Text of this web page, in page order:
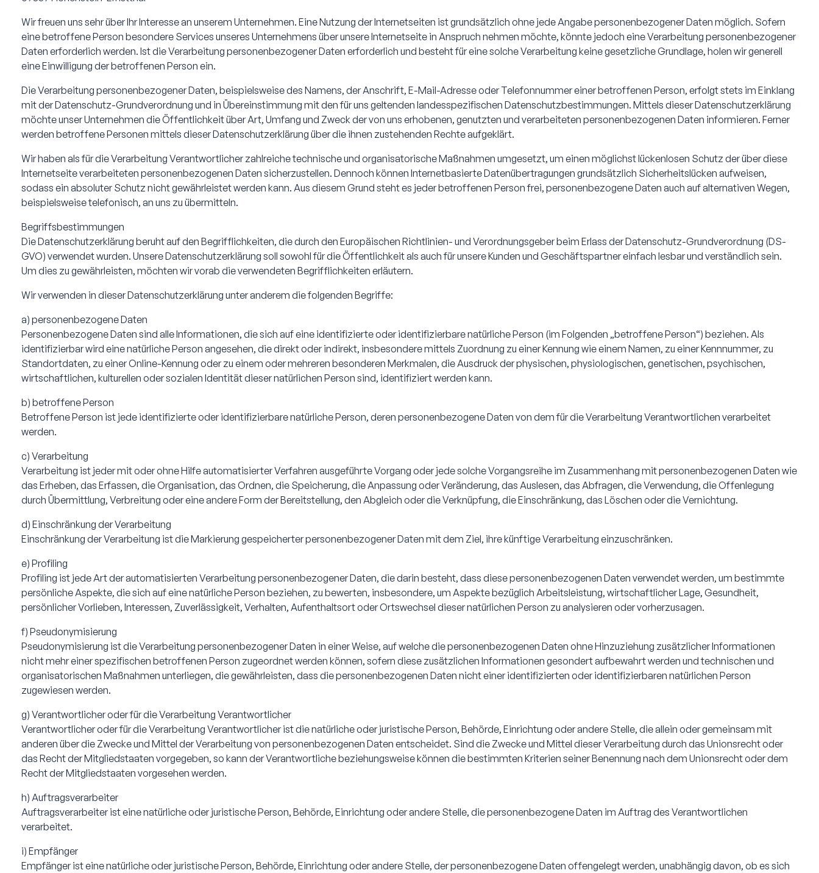
Wir freuen uns sehr über Ihr Interesse an unserem Unternehmen. Eine Nutzung der Internetseiten ist grundsätzlich ohne jede Angabe personenbezogener Daten möglich. Sofern
eine betroffene Person besondere Services unseres Unternehmens über unsere Internetseite in Anspruch nehmen möchte, könnte jedoch eine Verarbeitung personenbezogener
Daten erforderlich werden. Ist die Verarbeitung personenbezogener Daten erforderlich und besteht für eine solche Verarbeitung keine gesetzliche Grundlage, holen wir generell
eine Einwilligung der betroffenen Person ein.
Die Verarbeitung personenbezogener Daten, beispielsweise des Namens, der Anschrift, E-Mail-Adresse oder Telefonnummer einer betroffenen Person, erfolgt stets im Einklang
mit der Datenschutz-Grundverordnung und in Übereinstimmung mit den für uns geltenden landesspezifischen Datenschutzbestimmungen. Mittels dieser Datenschutzerklärung
möchte unser Unternehmen die Öffentlichkeit über Art, Umfang und Zweck der von uns erhobenen, genutzten und verarbeiteten personenbezogenen Daten informieren. Ferner
werden betroffene Personen mittels dieser Datenschutzerklärung über die ihnen zustehenden Rechte aufgeklärt.
Wir haben als für die Verarbeitung Verantwortlicher zahlreiche technische und organisatorische Maßnahmen umgesetzt, um einen möglichst lückenlosen Schutz der über diese
Internetseite verarbeiteten personenbezogenen Daten sicherzustellen. Dennoch können Internetbasierte Datenübertragungen grundsätzlich Sicherheitslücken aufweisen,
sodass ein absoluter Schutz nicht gewährleistet werden kann. Aus diesem Grund steht es jeder betroffenen Person frei, personenbezogene Daten auch auf alternativen Wegen,
beispielsweise telefonisch, an uns zu übermitteln.
Begriffsbestimmungen
Die Datenschutzerklärung beruht auf den Begrifflichkeiten, die durch den Europäischen Richtlinien- und Verordnungsgeber beim Erlass der Datenschutz-Grundverordnung (DS-
GVO) verwendet wurden. Unsere Datenschutzerklärung soll sowohl für die Öffentlichkeit als auch für unsere Kunden und Geschäftspartner einfach lesbar und verständlich sein.
Um dies zu gewährleisten, möchten wir vorab die verwendeten Begrifflichkeiten erläutern.
Wir verwenden in dieser Datenschutzerklärung unter anderem die folgenden Begriffe:
a) personenbezogene Daten
Personenbezogene Daten sind alle Informationen, die sich auf eine identifizierte oder identifizierbare natürliche Person (im Folgenden „betroffene Person“) beziehen. Als
identifizierbar wird eine natürliche Person angesehen, die direkt oder indirekt, insbesondere mittels Zuordnung zu einer Kennung wie einem Namen, zu einer Kennnummer, zu
Standortdaten, zu einer Online-Kennung oder zu einem oder mehreren besonderen Merkmalen, die Ausdruck der physischen, physiologischen, genetischen, psychischen,
wirtschaftlichen, kulturellen oder sozialen Identität dieser natürlichen Person sind, identifiziert werden kann.
b) betroffene Person
Betroffene Person ist jede identifizierte oder identifizierbare natürliche Person, deren personenbezogene Daten von dem für die Verarbeitung Verantwortlichen verarbeitet
werden.
c) Verarbeitung
Verarbeitung ist jeder mit oder ohne Hilfe automatisierter Verfahren ausgeführte Vorgang oder jede solche Vorgangsreihe im Zusammenhang mit personenbezogenen Daten wie
das Erheben, das Erfassen, die Organisation, das Ordnen, die Speicherung, die Anpassung oder Veränderung, das Auslesen, das Abfragen, die Verwendung, die Offenlegung
durch Übermittlung, Verbreitung oder eine andere Form der Bereitstellung, den Abgleich oder die Verknüpfung, die Einschränkung, das Löschen oder die Vernichtung.
d) Einschränkung der Verarbeitung
Einschränkung der Verarbeitung ist die Markierung gespeicherter personenbezogener Daten mit dem Ziel, ihre künftige Verarbeitung einzuschränken.
e) Profiling
Profiling ist jede Art der automatisierten Verarbeitung personenbezogener Daten, die darin besteht, dass diese personenbezogenen Daten verwendet werden, um bestimmte
persönliche Aspekte, die sich auf eine natürliche Person beziehen, zu bewerten, insbesondere, um Aspekte bezüglich Arbeitsleistung, wirtschaftlicher Lage, Gesundheit,
persönlicher Vorlieben, Interessen, Zuverlässigkeit, Verhalten, Aufenthaltsort oder Ortswechsel dieser natürlichen Person zu analysieren oder vorherzusagen.
f) Pseudonymisierung
Pseudonymisierung ist die Verarbeitung personenbezogener Daten in einer Weise, auf welche die personenbezogenen Daten ohne Hinzuziehung zusätzlicher Informationen
nicht mehr einer spezifischen betroffenen Person zugeordnet werden können, sofern diese zusätzlichen Informationen gesondert aufbewahrt werden und technischen und
organisatorischen Maßnahmen unterliegen, die gewährleisten, dass die personenbezogenen Daten nicht einer identifizierten oder identifizierbaren natürlichen Person
zugewiesen werden.
g) Verantwortlicher oder für die Verarbeitung Verantwortlicher
Verantwortlicher oder für die Verarbeitung Verantwortlicher ist die natürliche oder juristische Person, Behörde, Einrichtung oder andere Stelle, die allein oder gemeinsam mit
anderen über die Zwecke und Mittel der Verarbeitung von personenbezogenen Daten entscheidet. Sind die Zwecke und Mittel dieser Verarbeitung durch das Unionsrecht oder
das Recht der Mitgliedstaaten vorgegeben, so kann der Verantwortliche beziehungsweise können die bestimmten Kriterien seiner Benennung nach dem Unionsrecht oder dem
Recht der Mitgliedstaaten vorgesehen werden.
h) Auftragsverarbeiter
Auftragsverarbeiter ist eine natürliche oder juristische Person, Behörde, Einrichtung oder andere Stelle, die personenbezogene Daten im Auftrag des Verantwortlichen
verarbeitet.
i) Empfänger
Empfänger ist eine natürliche oder juristische Person, Behörde, Einrichtung oder andere Stelle, der personenbezogene Daten offengelegt werden, unabhängig davon, ob es sich